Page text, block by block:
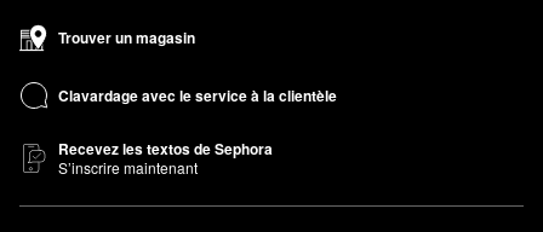
Trouver un magasin
Clavardage avec le service à la clientèle
Recevez les textos de Sephora
S’inscrire maintenant